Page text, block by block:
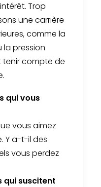
Trop
une carrière
comme la
la pression
tenir compte de
qui vous
vous aimez
Y a-t-il des
vous perdez
qui suscitent